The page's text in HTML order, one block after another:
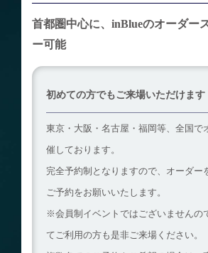
首都圏中心に、inBlueのオーダー
ー可能
初めての方でもご来場いただけます
東京・大阪・名古屋・福岡等、全国で
催しております。
完全予約制となりますので、オーダー
ご予約をお願いいたします。
※会員制イベントではございませんの
てご利用の方も是非ご来場ください。